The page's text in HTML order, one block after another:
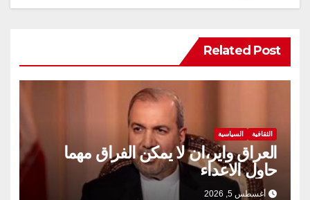
Related Post
الثقافية السياسية
العراق واير،ان لا يمكن الفراق مهما
حاول الاعداء
أغسطس 5, 2026